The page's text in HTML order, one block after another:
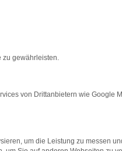
für Schrobenhausen
und Leistung
warum Autohaus
zu gewährleisten.
von Drittanbietern wie Google
um die Leistung zu messen